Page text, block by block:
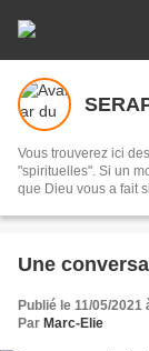
Vous trouverez ici
"spirituelles". Si un
que Dieu vous a fait
Une
Publié le 11/05/2021
Par Marc-Elie